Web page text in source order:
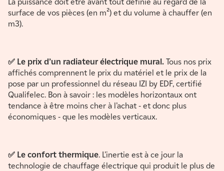
surface de vos pièces (en m²) et du volume à chauffer (en
m3).
✅ Le prix d’un radiateur électrique mural. Tous nos prix
affichés comprennent le prix du matériel et le prix de la
pose par un professionnel du réseau IZI by EDF, certifié
Qualifelec. Bon à savoir : les modèles horizontaux ont
tendance à être moins cher à l’achat - et donc plus
économiques - que les modèles verticaux.
✅ Le confort thermique. L’inertie est à ce jour la
technologie de chauffage électrique qui produit le plus de